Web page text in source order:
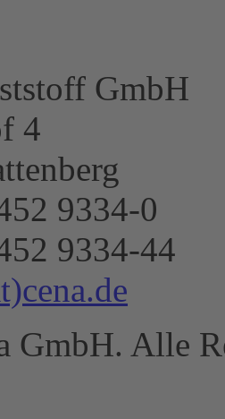
GmbH
4
9334-0
9334-44
GmbH. Alle